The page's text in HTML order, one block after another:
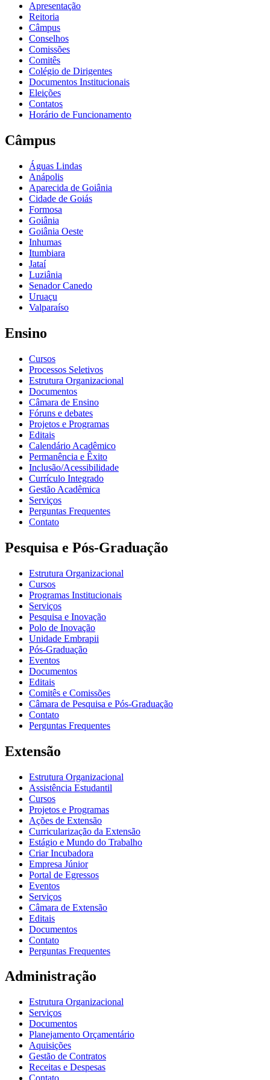
Apresentação
Reitoria
Câmpus
Conselhos
Comissões
Comitês
Colégio de Dirigentes
Documentos Institucionais
Eleições
Contatos
Horário de Funcionamento
Câmpus
Águas Lindas
Anápolis
Aparecida de Goiânia
Cidade de Goiás
Formosa
Goiânia
Goiânia Oeste
Inhumas
Itumbiara
Jataí
Luziânia
Senador Canedo
Uruaçu
Valparaíso
Ensino
Cursos
Processos Seletivos
Estrutura Organizacional
Documentos
Câmara de Ensino
Fóruns e debates
Projetos e Programas
Editais
Calendário Acadêmico
Permanência e Êxito
Inclusão/Acessibilidade
Currículo Integrado
Gestão Acadêmica
Serviços
Perguntas Frequentes
Contato
Pesquisa e Pós-Graduação
Estrutura Organizacional
Cursos
Programas Institucionais
Serviços
Pesquisa e Inovação
Polo de Inovação
Unidade Embrapii
Pós-Graduação
Eventos
Documentos
Editais
Comitês e Comissões
Câmara de Pesquisa e Pós-Graduação
Contato
Perguntas Frequentes
Extensão
Estrutura Organizacional
Assistência Estudantil
Cursos
Projetos e Programas
Ações de Extensão
Curricularização da Extensão
Estágio e Mundo do Trabalho
Criar Incubadora
Empresa Júnior
Portal de Egressos
Eventos
Serviços
Câmara de Extensão
Editais
Documentos
Contato
Perguntas Frequentes
Administração
Estrutura Organizacional
Serviços
Documentos
Planejamento Orçamentário
Aquisições
Gestão de Contratos
Receitas e Despesas